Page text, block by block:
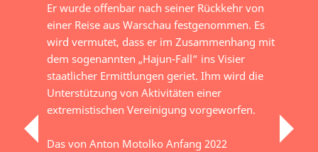
Er wurde offenbar nach seiner Rückkehr von
einer Reise aus Warschau festgenommen. Es
wird vermutet, dass er im Zusammenhang mit
dem sogenannten „Hajun-Fall“ ins Visier
staatlicher Ermittlungen geriet. Ihm wird die
Unterstützung von Aktivitäten einer
extremistischen Vereinigung vorgeworfen.
Das von Anton Motolko Anfang 2022